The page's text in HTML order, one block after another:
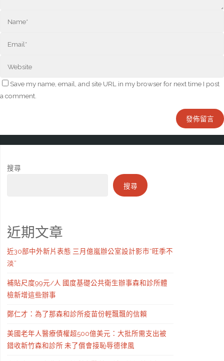
Save my name, email, and site URL in my browser for next time I post
a comment.
搜尋
搜尋
近期文章
近30部中外新片表態 三月億嵐辦公室設計影市“旺季不
淡”
補貼尺度99元/人 國度基礎公共衛生辦事森和診所體
檢新增這些辦事
鄭仁才：為了那森和診所疫苗份輕飄飄的信賴
美國老年人醫療債權超500億美元：大批所需支出被
錯收新竹森和診所 未了償會接恥辱德律風